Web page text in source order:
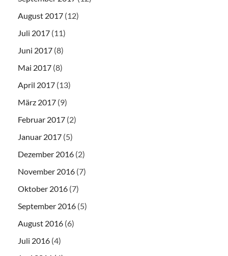
August 2017 (12)
Juli 2017 (11)
Juni 2017 (8)
Mai 2017 (8)
April 2017 (13)
März 2017 (9)
Februar 2017 (2)
Januar 2017 (5)
Dezember 2016 (2)
November 2016 (7)
Oktober 2016 (7)
September 2016 (5)
August 2016 (6)
Juli 2016 (4)